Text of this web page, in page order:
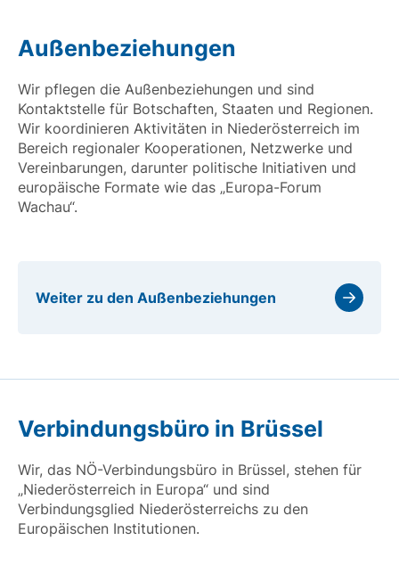
Außenbeziehungen
Wir pflegen die Außenbeziehungen und sind
Kontaktstelle für Botschaften, Staaten und Regionen.
Wir koordinieren Aktivitäten in Niederösterreich im
Bereich regionaler Kooperationen, Netzwerke und
Vereinbarungen, darunter politische Initiativen und
europäische Formate wie das „Europa-Forum
Wachau“.
Weiter zu den Außenbeziehungen
Verbindungsbüro in Brüssel
Wir, das NÖ-Verbindungsbüro in Brüssel, stehen für
„Niederösterreich in Europa“ und sind
Verbindungsglied Niederösterreichs zu den
Europäischen Institutionen.